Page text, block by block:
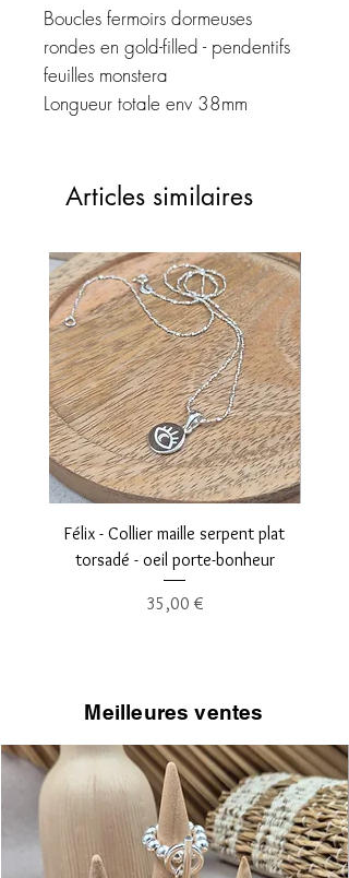
Boucles fermoirs dormeuses
rondes en gold-filled - pendentifs
feuilles monstera
Longueur totale env 38mm
Boucles fines, originales et ultra
création
©MEG création
Articles similaires
Félix - Collier maille serpent plat
torsadé - oeil porte-bonheur
Prix
35,00 €
Meilleures ventes